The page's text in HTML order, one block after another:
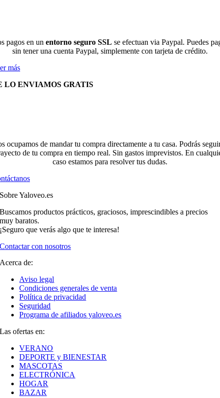
pagos en un entorno seguro SSL se efectuan via Paypal. Puedes
sin tener una cuenta Paypal, simplemente con tarjeta de crédito.
más
LO ENVIAMOS GRATIS
ocupamos de mandar tu compra directamente a tu casa. Podrás
de tu compra en tiempo real. Sin gastos imprevistos. En
caso estamos para resolver tus dudas.
Sobre Yaloveo.es
Buscamos productos prácticos, graciosos, imprescindibles a precios
muy baratos.
¡Seguro que verás algo que te interesa!
Contactar con nosotros
Acerca de:
Aviso legal
Condiciones generales de venta
Política de privacidad
Seguridad
Programa de afiliados yaloveo.es
Las ofertas en:
VERANO
DEPORTE y BIENESTAR
MASCOTAS
ELECTRÓNICA
HOGAR
BAZAR